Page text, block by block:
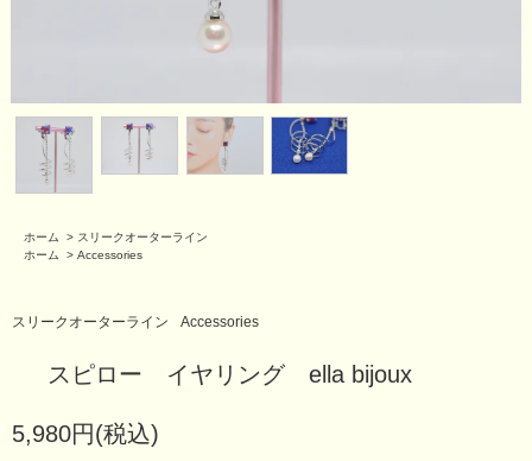
ホーム > スリークオーターライン
ホーム
> Accessories
スリークオーターライン Accessories
スピロー イヤリング ella bijoux
5,980円(税込)